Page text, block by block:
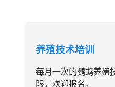
养殖技术培训
每月一次的鹦鹉养殖
限，欢迎报名。